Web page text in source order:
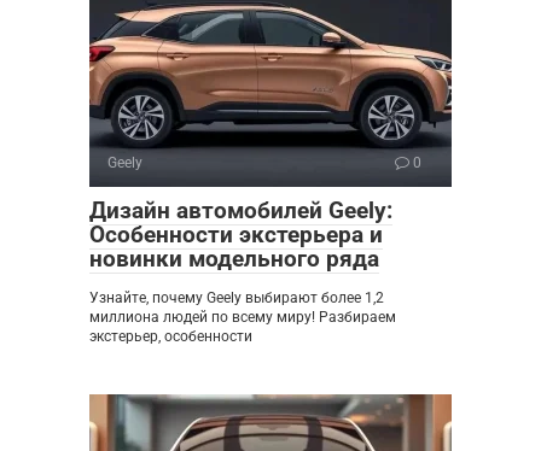
Geely 0
Дизайн автомобилей Geely:
Особенности экстерьера и
новинки модельного ряда
Узнайте, почему Geely выбирают более 1,2
миллиона людей по всему миру! Разбираем
экстерьер, особенности